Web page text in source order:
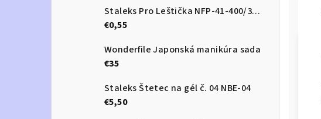
Staleks Pro Leštička NFP-41-400/3000
€0,55
Wonderfile Japonská manikúra sada
€35
Staleks Štetec na gél č. 04 NBE-04
€5,50